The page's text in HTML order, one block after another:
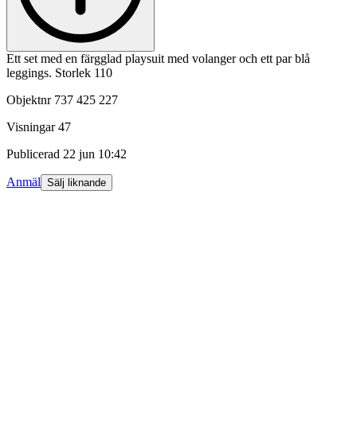
Ett set med en färgglad playsuit med volanger och ett par blå
leggings. Storlek 110
Objektnr 737 425 227
Visningar 47
Publicerad 22 jun 10:42
Anmäl Sälj liknande